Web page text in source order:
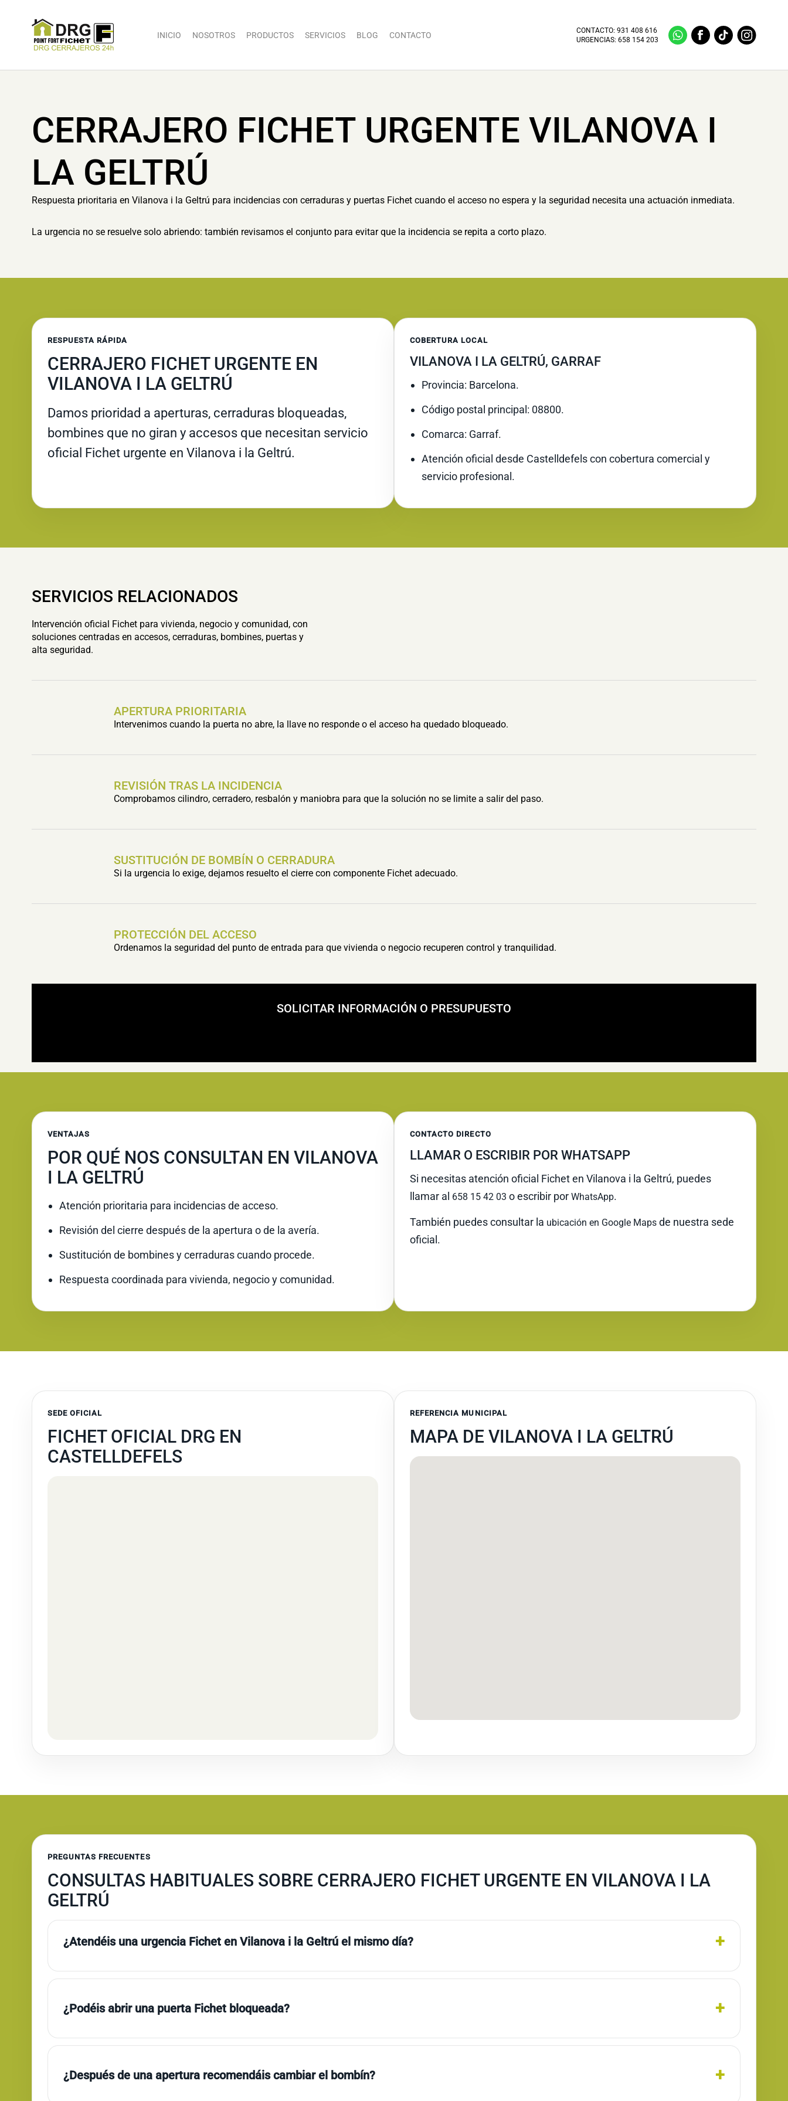
INICIO NOSOTROS PRODUCTOS SERVICIOS BLOG CONTACTO
CONTACTO:931 408 616
URGENCIAS:658 154 203
CERRAJERO FICHET URGENTE VILANOVA I
LA GELTRÚ
Respuesta prioritaria en Vilanova i la Geltrú para incidencias con cerraduras y puertas Fichet cuando el acceso no espera y la seguridad necesita una actuación inmediata.
La urgencia no se resuelve solo abriendo: también revisamos el conjunto para evitar que la incidencia se repita a corto plazo.
RESPUESTA RÁPIDA
CERRAJERO FICHET URGENTE EN
VILANOVA I LA GELTRÚ
Damos prioridad a aperturas, cerraduras bloqueadas,
bombines que no giran y accesos que necesitan servicio
oficial Fichet urgente en Vilanova i la Geltrú.
COBERTURA LOCAL
VILANOVA I LA GELTRÚ, GARRAF
Provincia: Barcelona.
Código postal principal: 08800.
Comarca: Garraf.
Atención oficial desde Castelldefels con cobertura comercial y
servicio profesional.
SERVICIOS RELACIONADOS
Intervención oficial Fichet para vivienda, negocio y comunidad, con
soluciones centradas en accesos, cerraduras, bombines, puertas y
alta seguridad.
APERTURA PRIORITARIA
Intervenimos cuando la puerta no abre, la llave no responde o el acceso ha quedado bloqueado.
REVISIÓN TRAS LA INCIDENCIA
Comprobamos cilindro, cerradero, resbalón y maniobra para que la solución no se limite a salir del paso.
SUSTITUCIÓN DE BOMBÍN O CERRADURA
Si la urgencia lo exige, dejamos resuelto el cierre con componente Fichet adecuado.
PROTECCIÓN DEL ACCESO
Ordenamos la seguridad del punto de entrada para que vivienda o negocio recuperen control y tranquilidad.
SOLICITAR INFORMACIÓN O PRESUPUESTO
VENTAJAS
POR QUÉ NOS CONSULTAN EN VILANOVA
I LA GELTRÚ
Atención prioritaria para incidencias de acceso.
Revisión del cierre después de la apertura o de la avería.
Sustitución de bombines y cerraduras cuando procede.
Respuesta coordinada para vivienda, negocio y comunidad.
CONTACTO DIRECTO
LLAMAR O ESCRIBIR POR WHATSAPP
Si necesitas atención oficial Fichet en Vilanova i la Geltrú, puedes
llamar al 658 15 42 03 o escribir por WhatsApp.
También puedes consultar la ubicación en Google Maps de nuestra sede
oficial.
SEDE OFICIAL
FICHET OFICIAL DRG EN
CASTELLDEFELS
REFERENCIA MUNICIPAL
MAPA DE VILANOVA I LA GELTRÚ
PREGUNTAS FRECUENTES
CONSULTAS HABITUALES SOBRE CERRAJERO FICHET URGENTE EN VILANOVA I LA
GELTRÚ
¿Atendéis una urgencia Fichet en Vilanova i la Geltrú el mismo día?
¿Podéis abrir una puerta Fichet bloqueada?
¿Después de una apertura recomendáis cambiar el bombín?